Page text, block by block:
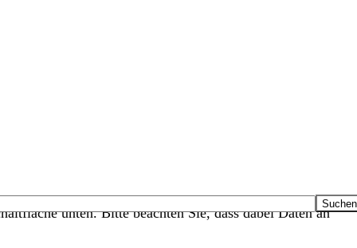
unten. Bitte beachten Sie, dass dabei Daten an